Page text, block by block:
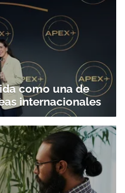
como una de
internacionales